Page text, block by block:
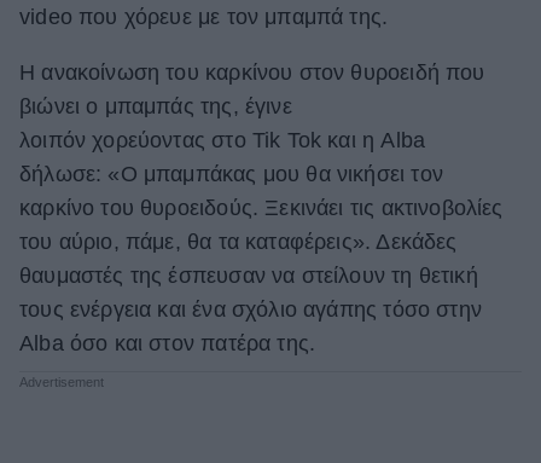
ΒΟΞ
Χωρίς Ταμπέλες
Women's Forum
Hautes Grecians
Γάμος
video που χόρευε με τον μπαμπά της.
Η ανακοίνωση του καρκίνου στον θυροειδή που
βιώνει ο μπαμπάς της, έγινε
λοιπόν χορεύοντας στο Tik Tok και η Alba
δήλωσε: «Ο μπαμπάκας μου θα νικήσει τον
καρκίνο του θυροειδούς. Ξεκινάει τις ακτινοβολίες
του αύριο, πάμε, θα τα καταφέρεις». Δεκάδες
θαυμαστές της έσπευσαν να στείλουν τη θετική
τους ενέργεια και ένα σχόλιο αγάπης τόσο στην
Alba όσο και στον πατέρα της.